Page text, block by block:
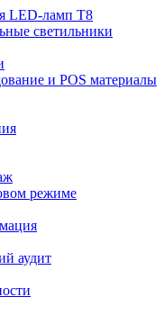
LED-ламп T8
светильники
и POS материалы
режиме
аудит